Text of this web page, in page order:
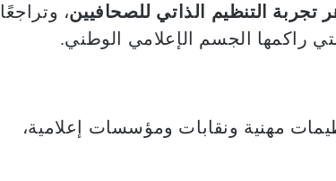
تجربة التنظيم الذاتي للصحافيين، وتراجعًا
راكمها الجسم الإعلامي الوطني.
مهنية ونقابات ومؤسسات إعلامية،